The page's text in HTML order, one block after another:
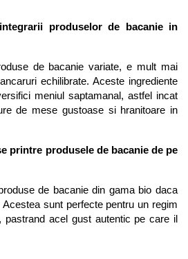
produselor de bacanie in
de bacanie variate, e mult mai
echilibrate. Aceste ingrediente
meniul saptamanal, astfel incat
de mese gustoase si hranitoare in
printre produsele de bacanie de pe
de bacanie din gama bio daca
sunt perfecte pentru un regim
pastrand acel gust autentic pe care il